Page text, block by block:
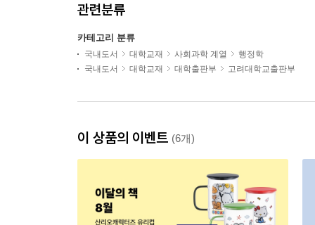
관련분류
카테고리 분류
국내도서 대학교재 사회과학 계열
행정학
국내도서
대학교재 대학출판부 고려대학교출판부
이 상품의 이벤트 (6개)